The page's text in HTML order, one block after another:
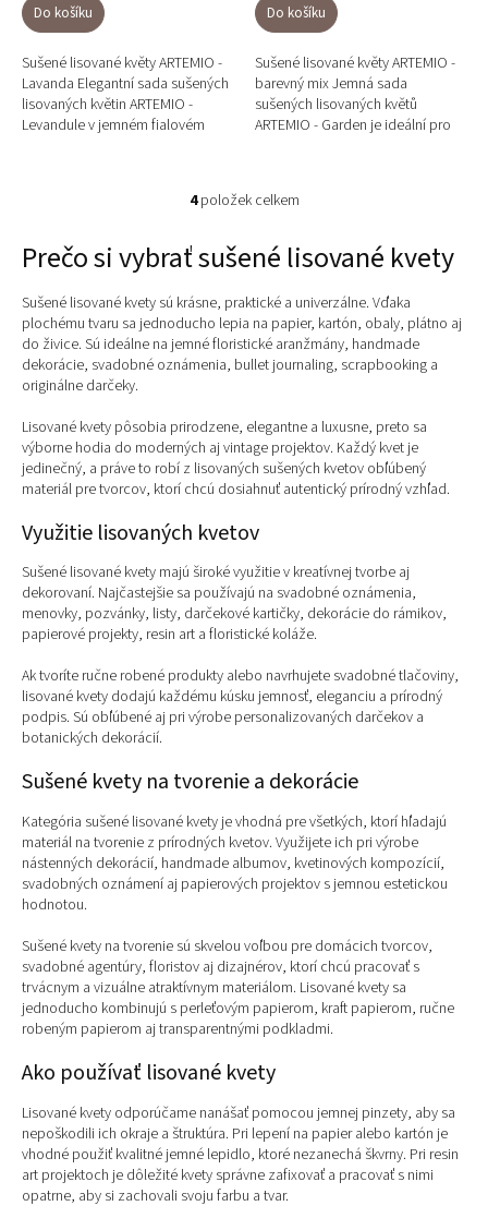
Do košíku
Sušené lisované květy ARTEMIO -
Lavanda Elegantní sada sušených
lisovaných květin ARTEMIO -
Levandule v jemném fialovém
Do košíku
Sušené lisované květy ARTEMIO -
barevný mix Jemná sada
sušených lisovaných květů
ARTEMIO - Garden je ideální pro
O
l
á
d
a
c
í
p
v
k
y
v
ý
i
s
u
4položek celkem
Prečo si vybrať sušené lisované kvety
Sušené lisované kvety sú krásne, praktické a univerzálne. Vďaka
plochému tvaru sa jednoducho lepia na papier, kartón, obaly, plátno aj
do živice. Sú ideálne na jemné floristické aranžmány, handmade
dekorácie, svadobné oznámenia, bullet journaling, scrapbooking a
originálne darčeky.
Lisované kvety pôsobia prirodzene, elegantne a luxusne, preto sa
výborne hodia do moderných aj vintage projektov. Každý kvet je
jedinečný, a práve to robí z lisovaných sušených kvetov obľúbený
materiál pre tvorcov, ktorí chcú dosiahnuť autentický prírodný vzhľad.
Využitie lisovaných kvetov
Sušené lisované kvety majú široké využitie v kreatívnej tvorbe aj
dekorovaní. Najčastejšie sa používajú na svadobné oznámenia,
menovky, pozvánky, listy, darčekové kartičky, dekorácie do rámikov,
papierové projekty, resin art a floristické koláže.
Ak tvoríte ručne robené produkty alebo navrhujete svadobné tlačoviny,
lisované kvety dodajú každému kúsku jemnosť, eleganciu a prírodný
podpis. Sú obľúbené aj pri výrobe personalizovaných darčekov a
botanických dekorácií.
Sušené kvety na tvorenie a dekorácie
Kategória sušené lisované kvety je vhodná pre všetkých, ktorí hľadajú
materiál na tvorenie z prírodných kvetov. Využijete ich pri výrobe
nástenných dekorácií, handmade albumov, kvetinových kompozícií,
svadobných oznámení aj papierových projektov s jemnou estetickou
hodnotou.
Sušené kvety na tvorenie sú skvelou voľbou pre domácich tvorcov,
svadobné agentúry, floristov aj dizajnérov, ktorí chcú pracovať s
trvácnym a vizuálne atraktívnym materiálom. Lisované kvety sa
jednoducho kombinujú s perleťovým papierom, kraft papierom, ručne
robeným papierom aj transparentnými podkladmi.
Ako používať lisované kvety
Lisované kvety odporúčame nanášať pomocou jemnej pinzety, aby sa
nepoškodili ich okraje a štruktúra. Pri lepení na papier alebo kartón je
vhodné použiť kvalitné jemné lepidlo, ktoré nezanechá škvrny. Pri resin
art projektoch je dôležité kvety správne zafixovať a pracovať s nimi
opatrne, aby si zachovali svoju farbu a tvar.